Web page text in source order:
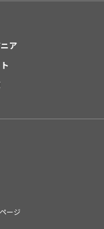
ア
ージ